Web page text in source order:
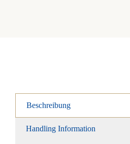
Beschreibung
Handling Information